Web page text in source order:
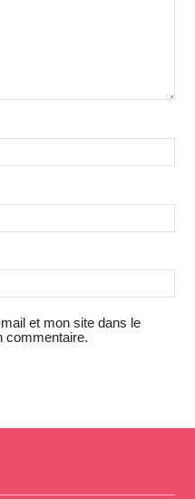
et mon site dans le
commentaire.